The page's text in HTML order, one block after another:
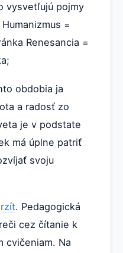
vysvetľujú pojmy
=
Renesancia =
obdobia ja
a radosť zo
je v podstate
má úplne patriť
svoju
. Pedagogická
cez čítanie k
cvičeniam. Na